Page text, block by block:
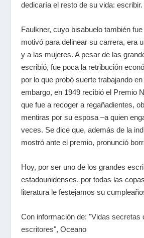
dedicaría el resto de su vida: escribir.
Faulkner, cuyo bisabuelo también
motivó para delinear su carrera, era
y a las mujeres. A pesar de las
escribió, fue poca la retribución
por lo que probó suerte trabajando
embargo, en 1949 recibió el Premio
que fue a recoger a regañadientes,
mentiras por su esposa –a quien
veces. Se dice que, además de la
mostró ante el premio, pronunció
Hoy, por ser uno de los grandes
estadounidenses, por todas las
literatura le festejamos su
Con información de: "Vidas secretas
escritores", Oceano